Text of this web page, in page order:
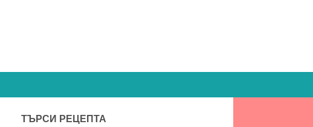
ТЪРСИ РЕЦЕПТА